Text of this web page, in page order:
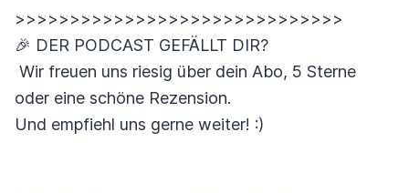
>>>>>>>>>>>>>>>>>>>>>>>>>>>>>>
🎉 DER PODCAST GEFÄLLT DIR?
Wir freuen uns riesig über dein Abo, 5 Sterne
oder eine schöne Rezension.
Und empfiehl uns gerne weiter! :)